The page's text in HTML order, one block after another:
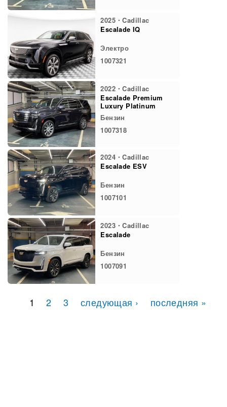
2025・Cadillac
Escalade IQ
Электро
1007321
2022・Cadillac
Escalade Premium
Luxury Platinum
Бензин
1007318
2024・Cadillac
Escalade ESV
Бензин
1007101
2023・Cadillac
Escalade
Бензин
1007091
1 2 3 следующая › последняя »